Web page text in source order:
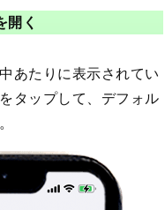
開く
あたりに表示されてい
タップして、デフォル